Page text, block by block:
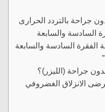
جراحة بالتردد الحرارى
السادسة والسابعة
السادسة والسابعة
جراحة (الليزر)؟
الانزلاق الغضروفي